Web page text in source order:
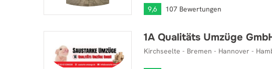
9,6 107 Bewertungen
1A Qualitäts Umzüge
Kirchseelte - Bremen - Hannover -